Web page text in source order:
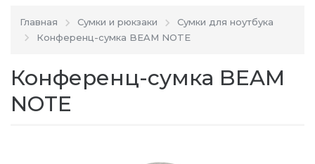
Главная Сумки и рюкзаки
Сумки для ноутбука
Конференц-сумка BEAM NOTE
Конференц-сумка BEAM
NOTE